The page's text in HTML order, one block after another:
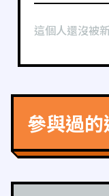
這個人還沒被
參與過